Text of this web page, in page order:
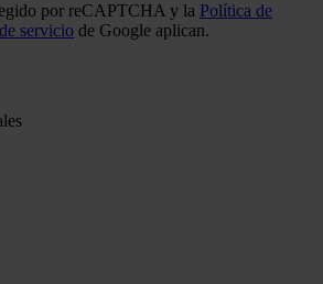
por reCAPTCHA y la Política de
servicio de Google aplican.